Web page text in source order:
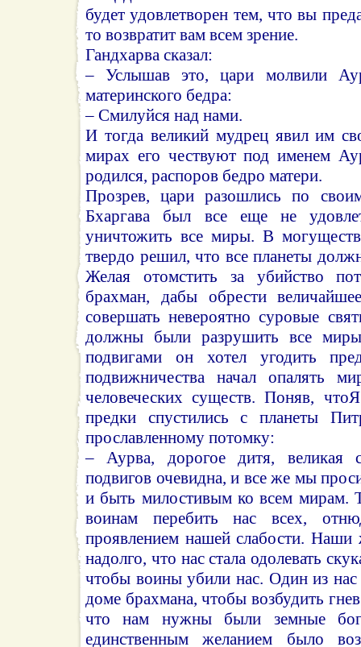
будет удовлетворен тем, что вы
то возвратит вам всем зрение.
Гандхарва сказал:
– Услышав это, цари молвили
материнского бедра:
– Смилуйся над нами.
И тогда великий мудрец явил им
мирах его чествуют под именем
родился, распоров бедро матери.
Прозрев, цари разошлись по
Бхаргава был все еще не
уничтожить все миры. В
твердо решил, что все планеты
Желая отомстить за убийство
брахман, дабы обрести
совершать невероятно суровые
должны были разрушить все
подвигами он хотел угодить
подвижничества начал опалять
человеческих существ. Поняв,
предки спустились с планеты
прославленному потомку:
– Аурва, дорогое дитя, великая
подвигов очевидна, и все же мы
и быть милостивым ко всем мирам.
воинам перебить нас всех,
проявлением нашей слабости. Наши
надолго, что нас стала одолевать
чтобы воины убили нас. Один из нас
доме брахмана, чтобы возбудить
что нам нужны были земные
единственным желанием было